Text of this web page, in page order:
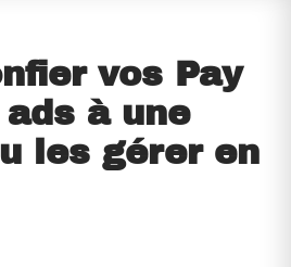
vos Pay
ads à une
les gérer en